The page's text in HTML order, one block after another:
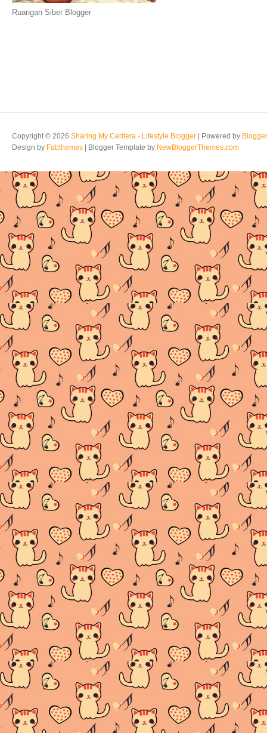
Ruangan Siber Blogger
Copyright © 2026 Sharing My Ceritera - Lifestyle Blogger | Powered by Blogger
Design by Fabthemes | Blogger Template by NewBloggerThemes.com